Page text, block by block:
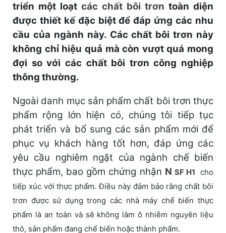
triển một loạt các chất bôi trơn toàn diện
được thiết kế đặc biệt để đáp ứng các nhu
cầu của ngành này. Các chất bôi trơn này
không chỉ hiệu quả mà còn vượt quá mong
đợi so với các chất bôi trơn công nghiệp
thông thường.
Ngoài danh mục sản phẩm chất bôi trơn thực
phẩm rộng lớn hiện có, chúng tôi tiếp tục
phát triển và bổ sung các sản phẩm mới để
phục vụ khách hàng tốt hơn, đáp ứng các
yêu cầu nghiêm ngặt của ngành chế biến
thực phẩm, bao gồm chứng nhận N SF H1 cho
tiếp xúc với thực phẩm. Điều này đảm bảo rằng chất bôi
trơn được sử dụng trong các nhà máy chế biến thực
phẩm là an toàn và sẽ không làm ô nhiễm nguyên liệu
thô, sản phẩm đang chế biến hoặc thành phẩm.